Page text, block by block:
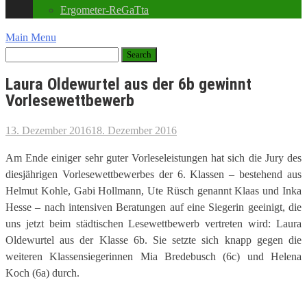
Ergometer-ReGaTta
Main Menu
Laura Oldewurtel aus der 6b gewinnt
Vorlesewettbewerb
13. Dezember 201618. Dezember 2016
Am Ende einiger sehr guter Vorleseleistungen hat sich die Jury des
diesjährigen Vorlesewettbewerbes der 6. Klassen – bestehend aus
Helmut Kohle, Gabi Hollmann, Ute Rüsch genannt Klaas und Inka
Hesse – nach intensiven Beratungen auf eine Siegerin geeinigt, die
uns jetzt beim städtischen Lesewettbewerb vertreten wird: Laura
Oldewurtel aus der Klasse 6b. Sie setzte sich knapp gegen die
weiteren Klassensiegerinnen Mia Bredebusch (6c) und Helena
Koch (6a) durch.